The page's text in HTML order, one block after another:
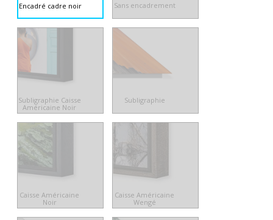
Encadré cadre noir Sans encadrement
Subligraphie Caisse
Américaine Noir
Subligraphie
Caisse Américaine
Noir
Caisse Américaine
Wengé